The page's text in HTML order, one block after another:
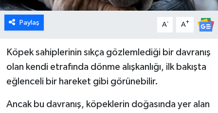
Paylaş A- A+
Köpek sahiplerinin sıkça gözlemlediği bir davranış
olan kendi etrafında dönme alışkanlığı, ilk bakışta
eğlenceli bir hareket gibi görünebilir.
Ancak bu davranış, köpeklerin doğasında yer alan
Gediz
Genel
Gündem
Hisarcık
İlçeler